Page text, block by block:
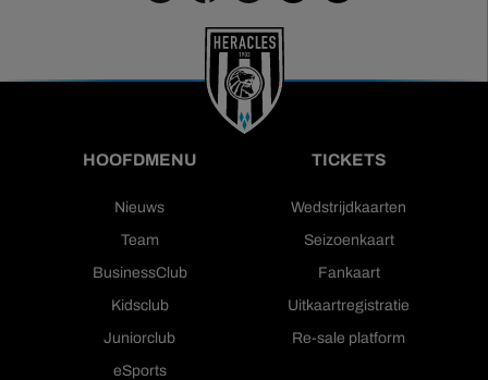
HOOFDMENU
Nieuws
Team
BusinessClub
Kidsclub
Juniorclub
eSports
TICKETS
Wedstrijdkaarten
Seizoenkaart
Fankaart
Uitkaartregistratie
Re-sale platform